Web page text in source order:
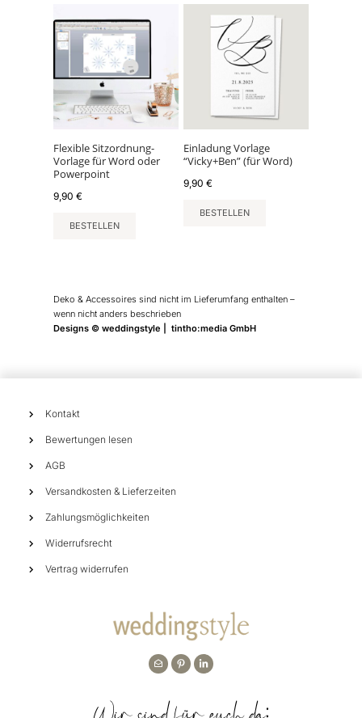
Flexible Sitzordnung-
Vorlage für Word oder
Powerpoint
9,90 €
BESTELLEN
Einladung Vorlage
“Vicky+Ben” (für Word)
9,90€
BESTELLEN
Deko & Accessoires sind nicht im Lieferumfang enthalten –
wenn nicht anders beschrieben
Designs © weddingstyle | tintho:media GmbH
Kontakt
Bewertungen lesen
AGB
Versandkosten & Lieferzeiten
Zahlungsmöglichkeiten
Widerrufsrecht
Vertrag widerrufen